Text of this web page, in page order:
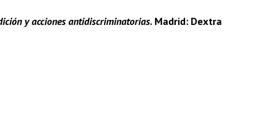
y acciones antidiscriminatorias. Madrid: Dextra